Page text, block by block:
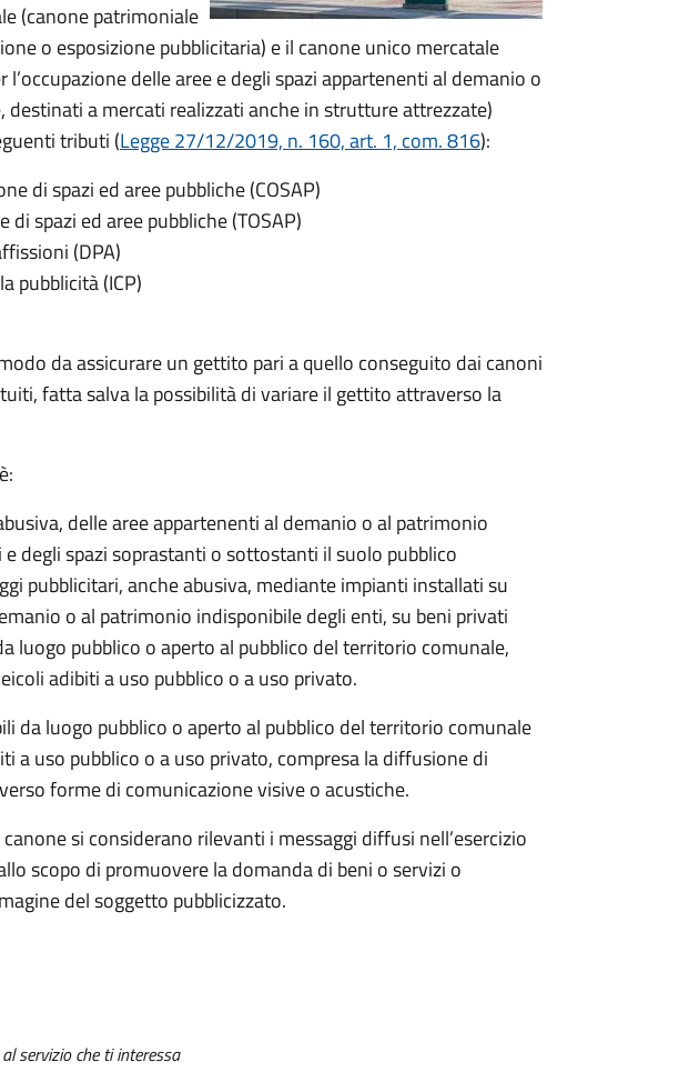
(canone patrimoniale
o esposizione pubblicitaria) e il canone unico mercatale
l’occupazione delle aree e degli spazi appartenenti al demanio o
a mercati realizzati anche in strutture attrezzate)
tributi (Legge 27/12/2019, n. 160, art. 1, com. 816):
di spazi ed aree pubbliche (COSAP)
di spazi ed aree pubbliche (TOSAP)
(DPA)
pubblicità (ICP)
da assicurare un gettito pari a quello conseguito dai canoni
fatta salva la possibilità di variare il gettito attraverso la
delle aree appartenenti al demanio o al patrimonio
degli spazi soprastanti o sottostanti il suolo pubblico
pubblicitari, anche abusiva, mediante impianti installati su
o al patrimonio indisponibile degli enti, su beni privati
luogo pubblico o aperto al pubblico del territorio comunale,
adibiti a uso pubblico o a uso privato.
da luogo pubblico o aperto al pubblico del territorio comunale
a uso pubblico o a uso privato, compresa la diffusione di
forme di comunicazione visive o acustiche.
si considerano rilevanti i messaggi diffusi nell’esercizio
scopo di promuovere la domanda di beni o servizi o
del soggetto pubblicizzato.
servizio che ti interessa